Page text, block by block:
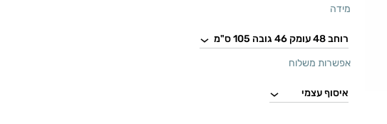
מידה
אפשרות משלוח